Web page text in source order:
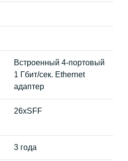
Встроенный 4-портовый
1 Гбит/сек. Ethernet
адаптер
26хSFF
3 года